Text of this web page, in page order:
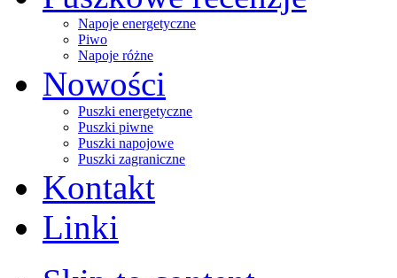
Napoje energetyczne
Piwo
Napoje różne
Nowości
Puszki energetyczne
Puszki piwne
Puszki napojowe
Puszki zagraniczne
Kontakt
Linki